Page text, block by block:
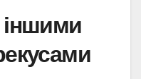
іншими